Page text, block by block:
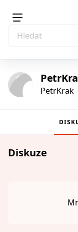
PetrKrak
Diskuze